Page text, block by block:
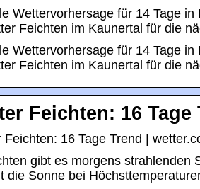
Wettervorhersage für 14 Tage
Feichten im Kaunertal für die
Wettervorhersage für 14 Tage
Feichten im Kaunertal für die
Feichten: 16 Tage
Feichten: 16 Tage Trend |
gibt es morgens strahlenden
die Sonne bei